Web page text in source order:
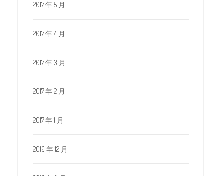
2017 年 5 月
2017 年 4 月
2017 年 3 月
2017 年 2 月
2017 年 1 月
2016 年 12 月